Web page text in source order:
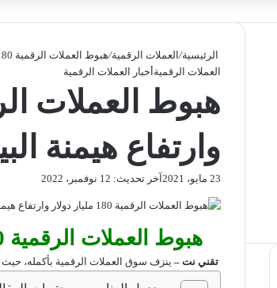
الرئيسية/العملات الرقمية/هبوط العملات الرقمية 180 مليار دولار وارتفاع هيمنة البيتكوين
العملات الرقمية أخبار العملات الرقمية
وارتفاع هيمنة
23 مايو، 2021 آخر تحديث: 12 نوفمبر، 2022
هبوط العملات الرقمية 180 مليار دولار وارتفاع هيمنة البيتكوين
تقني نت – ينزف سوق العملات الرقمية بأكمله، حيث خسر أكثر من 180 مليار دولار في